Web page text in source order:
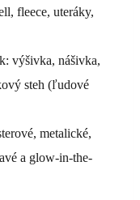
fleece, uteráky,
výšivka, nášivka,
steh (ľudové
metalické,
a glow-in-the-